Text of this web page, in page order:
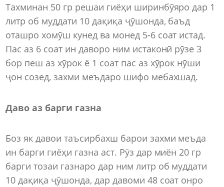
Тахминан 50 гр решаи гиёҳи ширинбӯяро дар 1
литр об муддати 10 дақиқа ҷӯшонда, баъд
оташро хомӯш кунед ва монед 5-6 соат истад.
Пас аз 6 соат ин даворо ним истаконӣ рӯзе 3
бор пеш аз хӯрок ё 1 соат пас аз хӯрок нӯши
ҷон созед, захми меъдаро шифо мебахшад.
Даво аз барги газна
Боз як давои таъсирбахш барои захми меъда
ин барги гиёҳи газна аст. Рӯз дар миён 20 гр
барги тозаи газнаро дар ним литр об муддати
10 дақиқа ҷӯшонда, дар давоми 48 соат онро